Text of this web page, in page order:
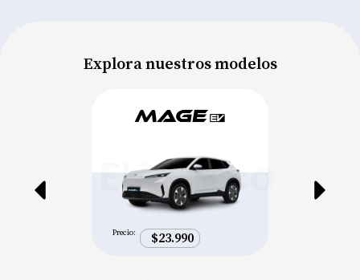
Explora nuestros modelos
Eléctrico
Precio: $23.990